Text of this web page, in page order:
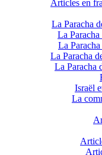
La Paracha
La
La
La Paracha
La Paracha
Israël
La